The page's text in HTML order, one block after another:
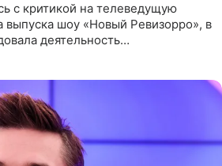
с критикой на телеведущую
выпуска шоу «Новый Ревизорро», в
деятельность